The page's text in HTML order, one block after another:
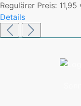
Regulärer Preis: 11,95
Details